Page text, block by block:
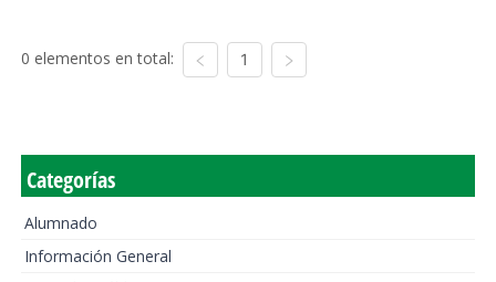
0 elementos en total: 1
Categorías
Alumnado
Información General